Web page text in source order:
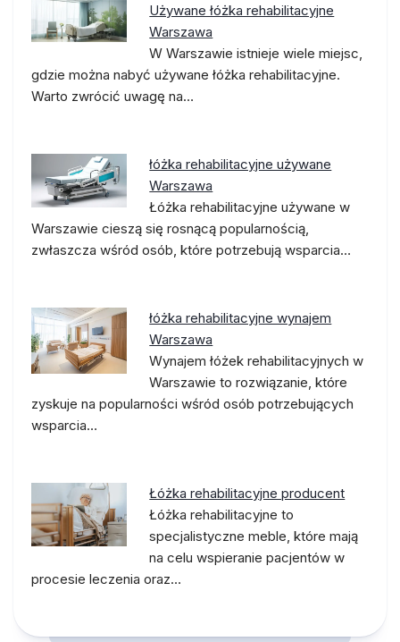
Używane łóżka rehabilitacyjne
Warszawa
W Warszawie istnieje wiele miejsc,
gdzie można nabyć używane łóżka rehabilitacyjne.
Warto zwrócić uwagę na…
łóżka rehabilitacyjne używane
Warszawa
Łóżka rehabilitacyjne używane w
Warszawie cieszą się rosnącą popularnością,
zwłaszcza wśród osób, które potrzebują wsparcia…
łóżka rehabilitacyjne wynajem
Warszawa
Wynajem łóżek rehabilitacyjnych w
Warszawie to rozwiązanie, które
zyskuje na popularności wśród osób potrzebujących
wsparcia…
Łóżka rehabilitacyjne producent
Łóżka rehabilitacyjne to
specjalistyczne meble, które mają
na celu wspieranie pacjentów w
procesie leczenia oraz…